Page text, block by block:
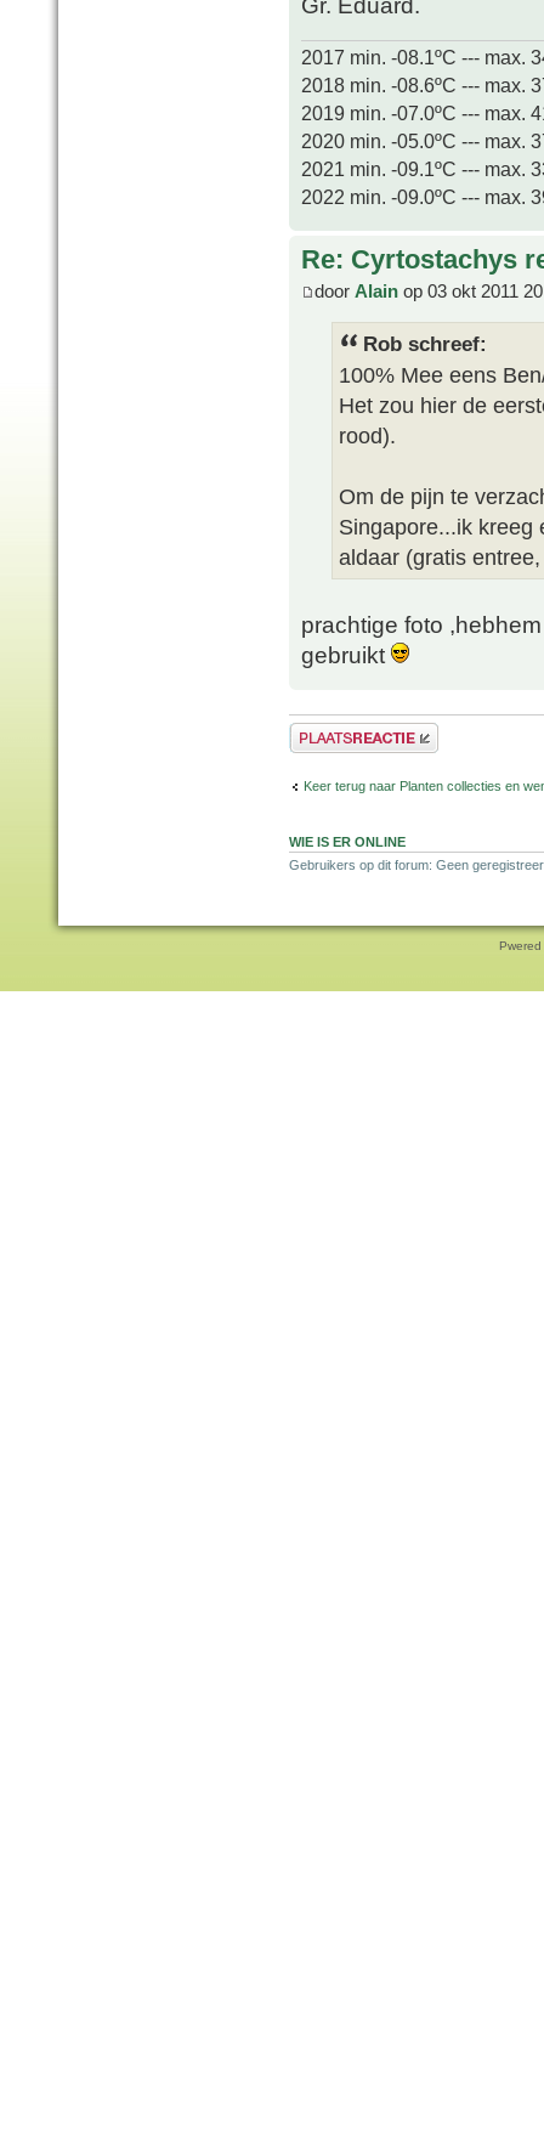
2017 min. -08.1ºC --- max.
2018 min. -08.6ºC --- max.
2019 min. -07.0ºC --- max.
2020 min. -05.0ºC --- max.
2021 min. -09.1ºC --- max.
2022 min. -09.0ºC --- max.
Re: Cyrtostachys
door Alain op 03 okt 2011
Rob schreef:
100% Mee eens
Het zou hier de
rood).
Om de pijn te
Singapore...ik kreeg
aldaar (gratis
prachtige foto
gebruikt
Plaats een reactie
Keer terug naar Planten collecties en
WIE IS ER ONLINE
Gebruikers op dit forum: Geen